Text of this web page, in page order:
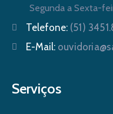
Segunda a Sexta-
Telefone: (51)
E-Mail:
Serviços